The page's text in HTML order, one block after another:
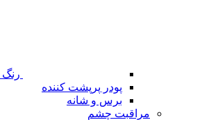
رنگ
پودر پرپشت کننده
برس و شانه
مراقبت چشم